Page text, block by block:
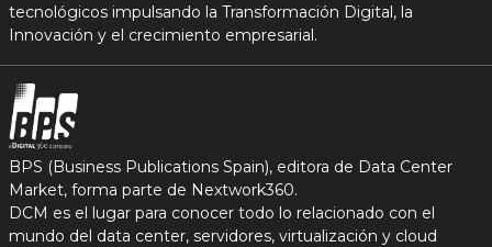
tecnológicos impulsando la Transformación Digital, la
Innovación y el crecimiento empresarial.
BPS (Business Publications Spain), editora de Data Center
Market, forma parte de Nextwork360.
DCM es el lugar para conocer todo lo relacionado con el
mundo del data center, servidores, virtualización y cloud